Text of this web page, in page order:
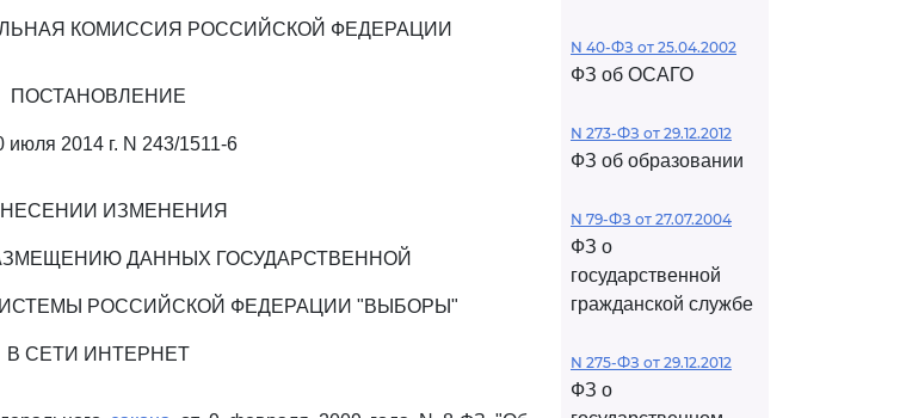
КОМИССИЯ РОССИЙСКОЙ ФЕДЕРАЦИИ
ПОСТАНОВЛЕНИЕ
июля 2014 г. N 243/1511-6
ИЗМЕНЕНИЯ
ДАННЫХ ГОСУДАРСТВЕННОЙ
РОССИЙСКОЙ ФЕДЕРАЦИИ "ВЫБОРЫ"
В СЕТИ ИНТЕРНЕТ
N 40-ФЗ от 25.04.2002
ФЗ об ОСАГО
N 273-ФЗ от 29.12.2012
ФЗ об образовании
N 79-ФЗ от 27.07.2004
ФЗ о
государственной
гражданской службе
N 275-ФЗ от 29.12.2012
ФЗ о